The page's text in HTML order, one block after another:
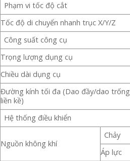
Phạm vi tốc độ cắt
Tốc độ di chuyển nhanh trục X/Y/Z
Công suất công cụ
Trọng lượng dụng cụ
Chiều dài dụng cụ
Đường kính tối đa (Dao đầy/dao trống
liền kề)
Hệ thống điều khiển
Nguồn không khí
Chảy
Áp lực